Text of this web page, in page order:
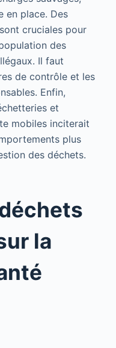
en place. Des
cruciales pour
des
Il faut
de contrôle et les
Enfin,
et
mobiles inciterait
plus
des déchets.
la